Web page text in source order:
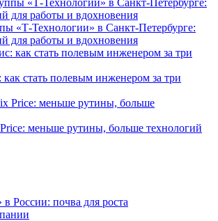
«Т-Технологии» в Санкт-Петербурге:
для работы и вдохновения
стать полевым инженером за три
меньше рутины, больше технологий